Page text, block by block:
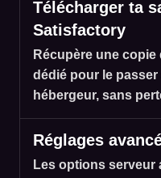
Télécharger ta
Satisfactory
Récupère une
dédié pour le
hébergeur, sans
Réglages
Les options serveur